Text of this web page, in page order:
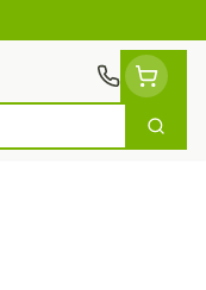
Zoek